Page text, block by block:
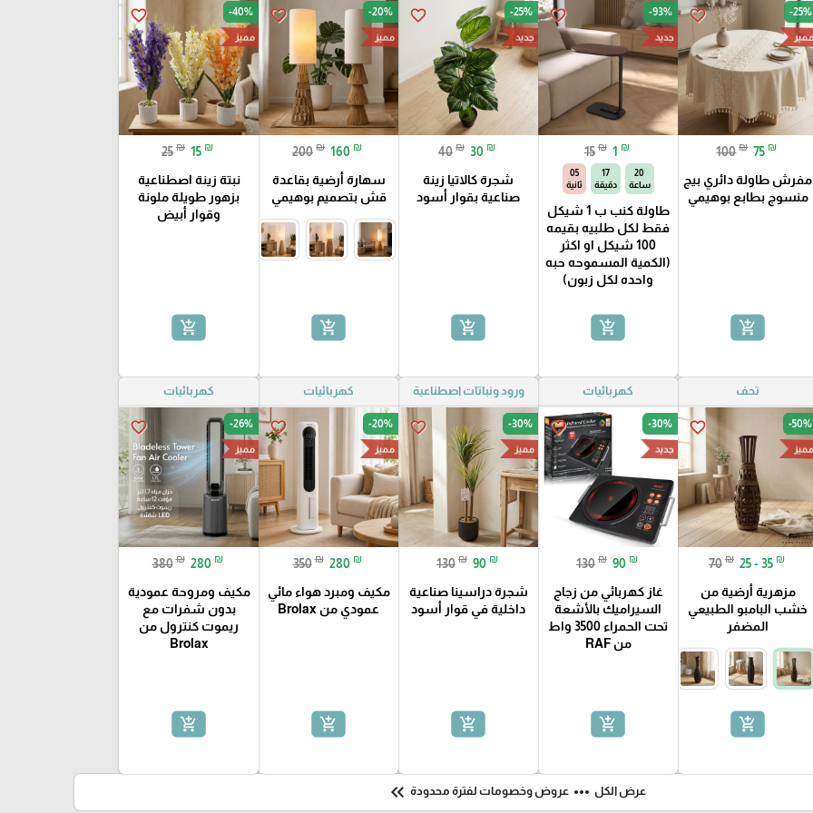
favorite_border -25%
100 ₪ 75 ₪
مفرش طاولة دائري بيج
منسوج بطابع بوهيمي
add_shopping_cart
favorite_border -93%
جديد
15 ₪ 1 ₪
20
ساعة
17
دقيقة
04
ثانية
طاولة كنب ب 1 شيكل
فقط لكل طلبيه بقيمه
100 شيكل او اكثر
(الكمية المسموحه حبه
واحده لكل زبون)
add_shopping_cart
favorite_border -25%
جديد
40 ₪ 30 ₪
شجرة كالاتيا زينة
صناعية بقوار أسود
add_shopping_cart
favorite_border -20%
مميز
200 ₪ 160 ₪
سهارة أرضية بقاعدة
قش بتصميم بوهيمي
add_shopping_cart
favorite_border -40%
مميز
25 ₪ 15 ₪
نبتة زينة اصطناعية
بزهور طويلة ملونة
وقوار أبيض
add_shopping_cart
تحف
favorite_border -50%
مميز
70 ₪ 25 - 35 ₪
مزهرية أرضية من
خشب البامبو الطبيعي
المضفر
add_shopping_cart
كهربائيات
favorite_border -30%
جديد
130 ₪ 90 ₪
غاز كهربائي من زجاج
السيراميك بالأشعة
تحت الحمراء 3500 واط
من RAF
add_shopping_cart
ورود ونباتات اصطناعية
favorite_border -30%
مميز
130 ₪ 90 ₪
شجرة دراسينا صناعية
داخلية في قوار أسود
add_shopping_cart
كهربائيات
favorite_border -20%
مميز
350 ₪ 280 ₪
مكيف ومبرد هواء مائي
عمودي من Brolax
add_shopping_cart
كهربائيات
favorite_border -26%
مميز
380 ₪ 280 ₪
مكيف ومروحة عمودية
بدون شفرات مع
ريموت كنترول من
Brolax
add_shopping_cart
عرض الكل more_horiz عروض وخصومات لفترة محدودة keyboard_double_arrow_left